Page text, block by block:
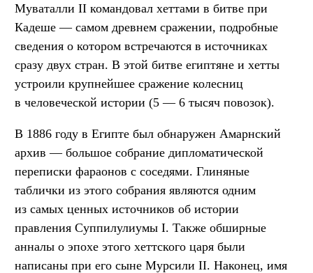
Муваталли II командовал хеттами в битве при
Кадеше — самом древнем сражении, подробные
сведения о котором встречаются в источниках
сразу двух стран. В этой битве египтяне и хетты
устроили крупнейшее сражение колесниц
в человеческой истории (5 — 6 тысяч повозок).
В 1886 году в Египте был обнаружен Амарнский
архив — большое собрание дипломатической
переписки фараонов с соседями. Глиняные
таблички из этого собрания являются одним
из самых ценных источников об истории
правления Суппилулиумы I. Также обширные
анналы о эпохе этого хеттского царя были
написаны при его сыне Мурсили II. Наконец, имя